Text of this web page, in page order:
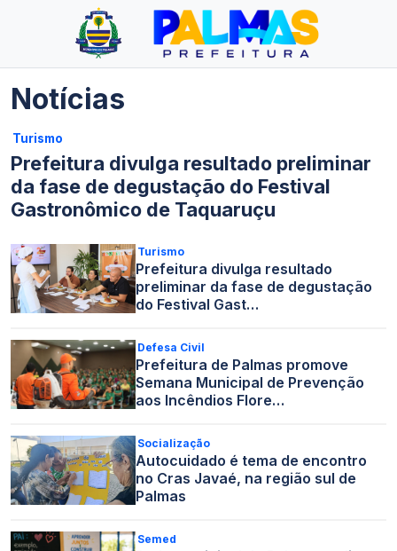
Notícias
Turismo
Prefeitura divulga resultado preliminar
da fase de degustação do Festival
Gastronômico de Taquaruçu
Turismo
Prefeitura divulga resultado
preliminar da fase de degustação
do Festival Gast…
Defesa Civil
Prefeitura de Palmas promove
Semana Municipal de Prevenção
aos Incêndios Flore…
Socialização
Autocuidado é tema de encontro
no Cras Javaé, na região sul de
Palmas
Semed